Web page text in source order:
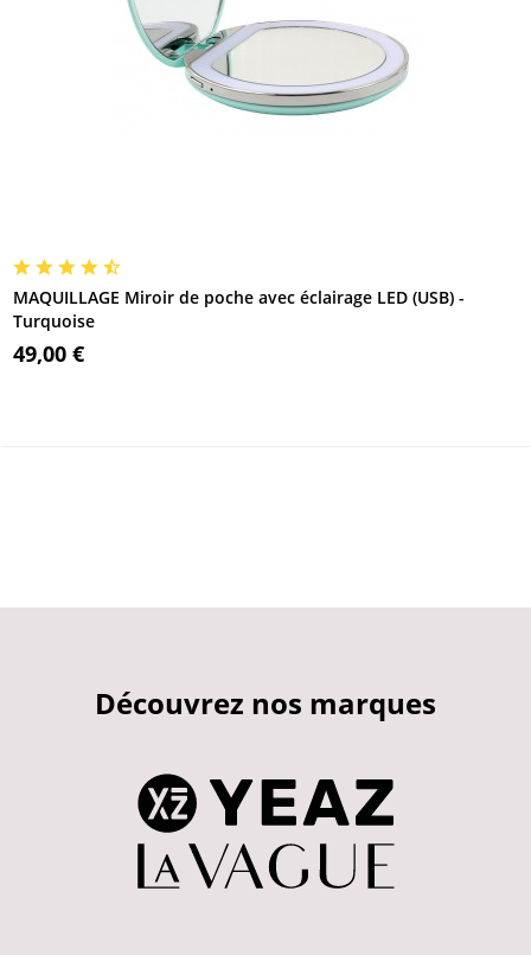
MAQUILLAGE Miroir de poche avec éclairage LED (USB) -
Turquoise
49,00 €
Découvrez nos marques